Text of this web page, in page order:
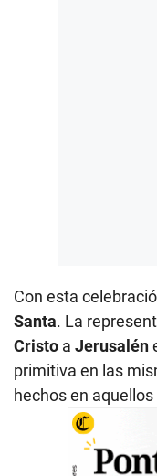
Con esta
Santa. La
Cristo a Jerusalén
primitiva en las
hechos en